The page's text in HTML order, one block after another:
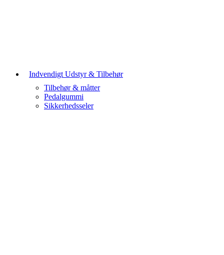
Indvendigt Udstyr & Tilbehør
Tilbehør & måtter
Pedalgummi
Sikkerhedsseler